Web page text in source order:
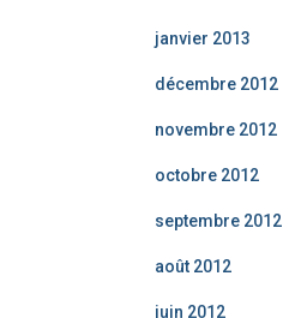
janvier 2013
décembre 2012
novembre 2012
octobre 2012
septembre 2012
août 2012
juin 2012